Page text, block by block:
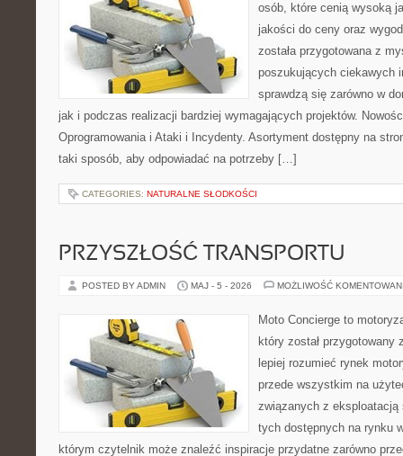
osób, które cenią wysoką
jakości do ceny oraz
została przygotowana z
poszukujących ciekawych
sprawdzą się zarówno w
jak i podczas realizacji bardziej wymagających projektów.
Oprogramowania i Ataki i Incydenty. Asortyment dostępny na
taki sposób, aby odpowiadać na potrzeby […]
CATEGORIES: NATURALNE SŁODKOŚCI
PRZYSZŁOŚĆ TRANSPORTU
POSTED BY ADMIN MAJ - 5 - 2026 MOŻLIWOŚĆ
Moto Concierge to
który został
lepiej rozumieć rynek
przede wszystkim na
związanych z eksploatacją
tych dostępnych na rynku
którym czytelnik może znaleźć inspiracje przydatne zarówno